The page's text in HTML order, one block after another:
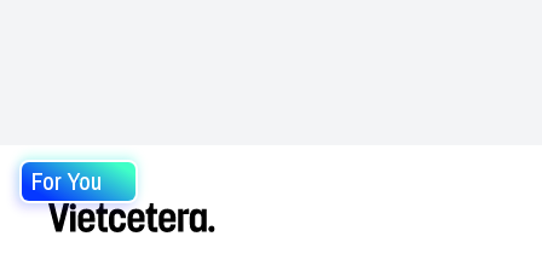
For You